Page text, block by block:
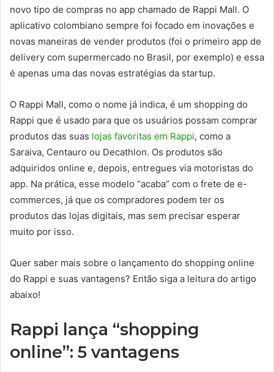
novo tipo de compras no app chamado de Rappi Mall. O
aplicativo colombiano sempre foi focado em inovações e
novas maneiras de vender produtos (foi o primeiro app de
delivery com supermercado no Brasil, por exemplo) e essa
é apenas uma das novas estratégias da startup.
O Rappi Mall, como o nome já indica, é um shopping do
Rappi que é usado para que os usuários possam comprar
produtos das suas lojas favoritas em Rappi, como a
Saraiva, Centauro ou Decathlon. Os produtos são
adquiridos online e, depois, entregues via motoristas do
app. Na prática, esse modelo “acaba” com o frete de e-
commerces, já que os compradores podem ter os
produtos das lojas digitais, mas sem precisar esperar
muito por isso.
Quer saber mais sobre o lançamento do shopping online
do Rappi e suas vantagens? Então siga a leitura do artigo
abaixo!
Rappi lança “shopping
online”: 5 vantagens